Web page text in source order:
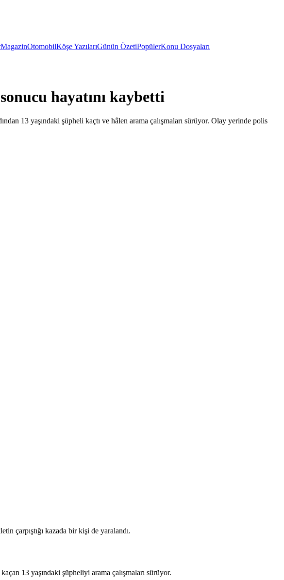
MagazinOtomobilKöşe YazılarıGünün ÖzetiPopülerKonu Dosyaları
hayatını kaybetti
13 yaşındaki şüpheli kaçtı ve hâlen arama çalışmaları sürüyor. Olay yerinde polis
çarpıştığı kazada bir kişi de yaralandı.
13 yaşındaki şüpheliyi arama çalışmaları sürüyor.